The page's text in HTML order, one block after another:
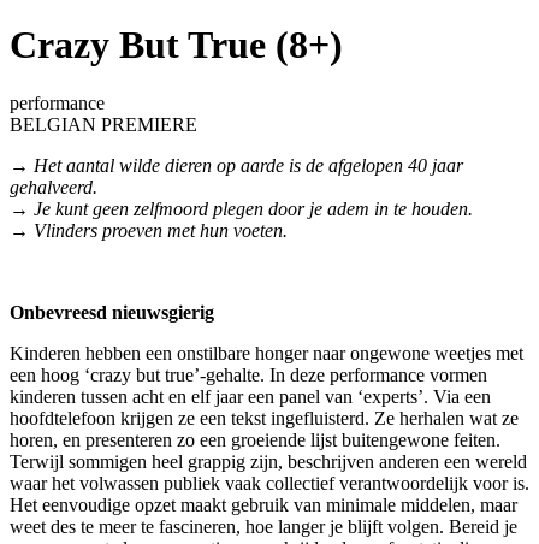
Crazy But True (8+)
performance
BELGIAN PREMIERE
→ Het aantal wilde dieren op aarde is de afgelopen 40 jaar
gehalveerd.
→ Je kunt geen zelfmoord plegen door je adem in te houden.
→ Vlinders proeven met hun voeten.
Onbevreesd nieuwsgierig
Kinderen hebben een onstilbare honger naar ongewone weetjes met
een hoog ‘crazy but true’-gehalte. In deze performance vormen
kinderen tussen acht en elf jaar een panel van ‘experts’. Via een
hoofdtelefoon krijgen ze een tekst ingefluisterd. Ze herhalen wat ze
horen, en presenteren zo een groeiende lijst buitengewone feiten.
Terwijl sommigen heel grappig zijn, beschrijven anderen een wereld
waar het volwassen publiek vaak collectief verantwoordelijk voor is.
Het eenvoudige opzet maakt gebruik van minimale middelen, maar
weet des te meer te fascineren, hoe langer je blijft volgen. Bereid je